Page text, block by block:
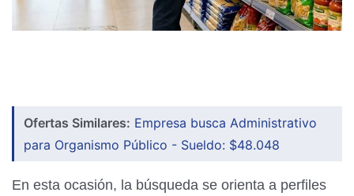
Ofertas Similares: Empresa busca Administrativo
para Organismo Público - Sueldo: $48.048
En esta ocasión, la búsqueda se orienta a perfiles